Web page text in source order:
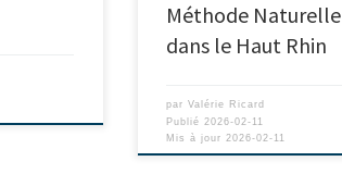
Méthode Naturelle
dans le Haut Rhin
parValérie Ricard
Publié 2026-02-11
Mis à jour 2026-02-11